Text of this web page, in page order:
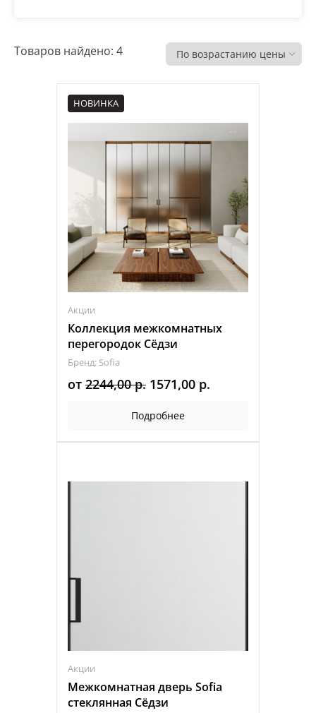
Товаров найдено: 4
НОВИНКА
Акции
Коллекция межкомнатных
перегородок Сёдзи
Бренд: Sofia
от 2244,00р. Первоначальная
составляла
2244,00 р..
1571,00 р.
Подробнее
Акции
Межкомнатная дверь Sofia
стеклянная Сёдзи